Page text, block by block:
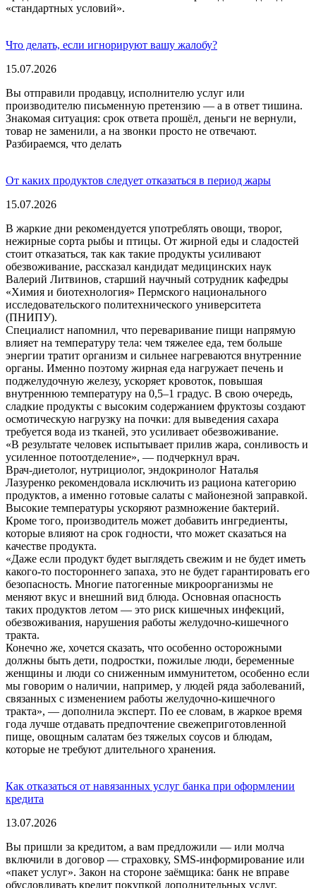
«стандартных условий».
Что делать, если игнорируют вашу жалобу?
15.07.2026
Вы отправили продавцу, исполнителю услуг или
производителю письменную претензию — а в ответ тишина.
Знакомая ситуация: срок ответа прошёл, деньги не вернули,
товар не заменили, а на звонки просто не отвечают.
Разбираемся, что делать
От каких продуктов следует отказаться в период жары
15.07.2026
В жаркие дни рекомендуется употреблять овощи, творог,
нежирные сорта рыбы и птицы. От жирной еды и сладостей
стоит отказаться, так как такие продукты усиливают
обезвоживание, рассказал кандидат медицинских наук
Валерий Литвинов, старший научный сотрудник кафедры
«Химия и биотехнология» Пермского национального
исследовательского политехнического университета
(ПНИПУ).
Специалист напомнил, что переваривание пищи напрямую
влияет на температуру тела: чем тяжелее еда, тем больше
энергии тратит организм и сильнее нагреваются внутренние
органы. Именно поэтому жирная еда нагружает печень и
поджелудочную железу, ускоряет кровоток, повышая
внутреннюю температуру на 0,5–1 градус. В свою очередь,
сладкие продукты с высоким содержанием фруктозы создают
осмотическую нагрузку на почки: для выведения сахара
требуется вода из тканей, это усиливает обезвоживание.
«В результате человек испытывает прилив жара, сонливость и
усиленное потоотделение», — подчеркнул врач.
Врач-диетолог, нутрициолог, эндокринолог Наталья
Лазуренко рекомендовала исключить из рациона категорию
продуктов, а именно готовые салаты с майонезной заправкой.
Высокие температуры ускоряют размножение бактерий.
Кроме того, производитель может добавить ингредиенты,
которые влияют на срок годности, что может сказаться на
качестве продукта.
«Даже если продукт будет выглядеть свежим и не будет иметь
какого-то постороннего запаха, это не будет гарантировать его
безопасность. Многие патогенные микроорганизмы не
меняют вкус и внешний вид блюда. Основная опасность
таких продуктов летом — это риск кишечных инфекций,
обезвоживания, нарушения работы желудочно-кишечного
тракта.
Конечно же, хочется сказать, что особенно осторожными
должны быть дети, подростки, пожилые люди, беременные
женщины и люди со сниженным иммунитетом, особенно если
мы говорим о наличии, например, у людей ряда заболеваний,
связанных с изменением работы желудочно-кишечного
тракта», — дополнила эксперт. По ее словам, в жаркое время
года лучше отдавать предпочтение свежеприготовленной
пище, овощным салатам без тяжелых соусов и блюдам,
которые не требуют длительного хранения.
Как отказаться от навязанных услуг банка при оформлении
кредита
13.07.2026
Вы пришли за кредитом, а вам предложили — или молча
включили в договор — страховку, SMS-информирование или
«пакет услуг». Закон на стороне заёмщика: банк не вправе
обусловливать кредит покупкой дополнительных услуг.